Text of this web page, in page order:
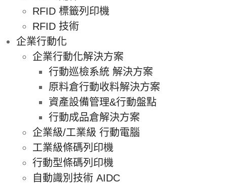
RFID 標籤列印機
RFID 技術
企業行動化
企業行動化解決方案
行動巡檢系統 解決方案
原料倉行動收料解決方案
資產設備管理&行動盤點
行動成品倉解決方案
企業級/工業級 行動電腦
工業級條碼列印機
行動型條碼列印機
自動識別技術 AIDC